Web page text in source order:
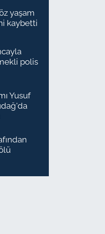
yaşam
kaybetti
polis
Yusuf